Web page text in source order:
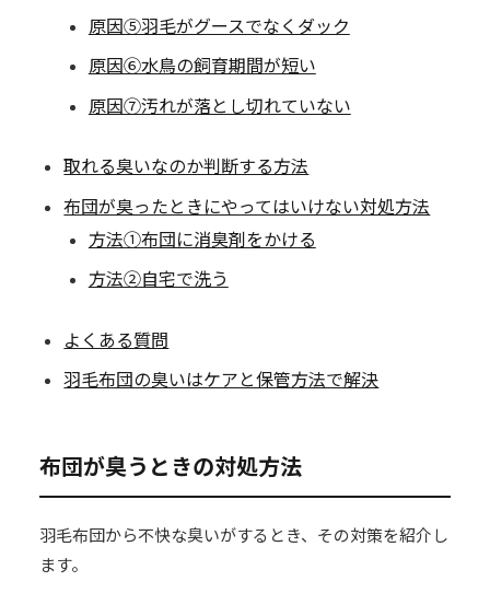
原因⑤羽毛がグースでなくダック
原因⑥水鳥の飼育期間が短い
原因⑦汚れが落とし切れていない
取れる臭いなのか判断する方法
布団が臭ったときにやってはいけない対処方法
方法①布団に消臭剤をかける
方法②自宅で洗う
よくある質問
羽毛布団の臭いはケアと保管方法で解決
布団が臭うときの対処方法
羽毛布団から不快な臭いがするとき、その対策を紹介し
ます。